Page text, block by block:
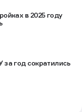
в 2025 году
год сократились